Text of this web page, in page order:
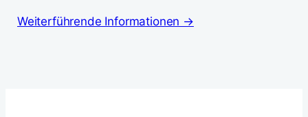
Weiterführende Informationen →